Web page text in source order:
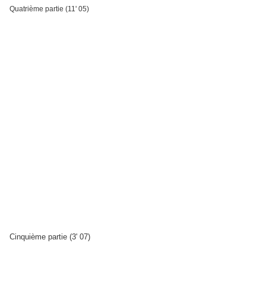
Quatrième partie (11' 05)
Cinquième partie (3' 07)